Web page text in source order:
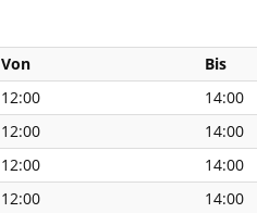
Von Bis
12:00 14:00
12:00 14:00
12:00 14:00
12:00 14:00